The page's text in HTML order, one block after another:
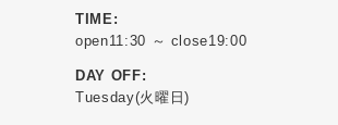
TIME:
open11:30 ～ close19:00
DAY OFF:
Tuesday(火曜日)